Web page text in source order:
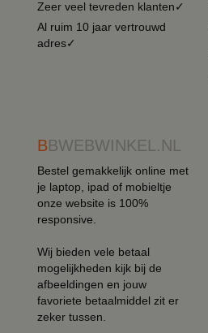
Zeer veel tevreden klanten✓
Al ruim 10 jaar vertrouwd
adres✓
BBWEBWINKEL.NL
Bestel gemakkelijk online met
je laptop, ipad of mobieltje
onze website is 100%
responsive.
Wij bieden vele betaal
mogelijkheden kijk bij de
afbeeldingen en jouw
favoriete betaalmiddel zit er
zeker tussen.